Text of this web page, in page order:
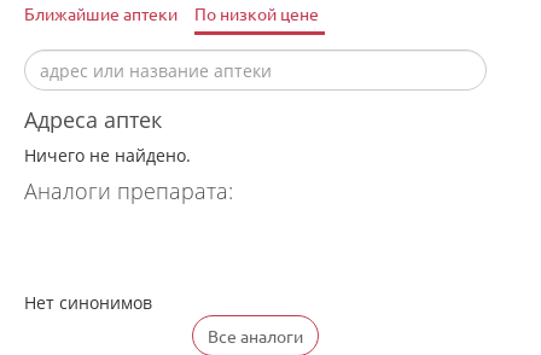
Ближайшие аптеки
По низкой цене
Адреса аптек
Ничего не найдено.
Аналоги препарата:
Нет синонимов
Все аналоги